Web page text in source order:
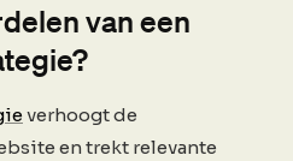
van een
verhoogt de
en trekt relevante